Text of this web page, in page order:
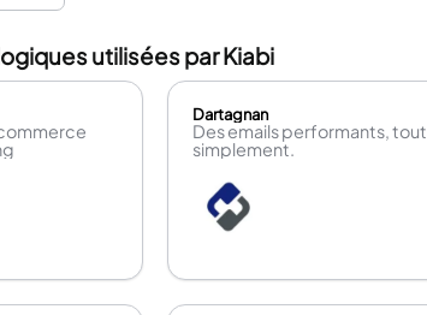
utilisées par Kiabi
Dartagnan
Des emails performants, tout
simplement.